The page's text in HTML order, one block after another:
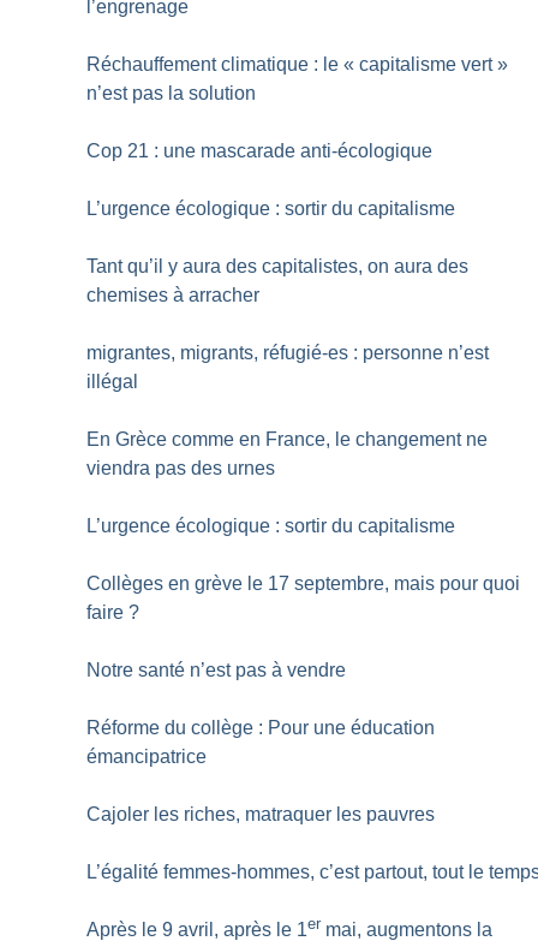
l’engrenage
Réchauffement climatique : le « capitalisme vert »
n’est pas la solution
Cop 21 : une mascarade anti-écologique
L’urgence écologique : sortir du capitalisme
Tant qu’il y aura des capitalistes, on aura des
chemises à arracher
migrantes, migrants, réfugié-es : personne n’est
illégal
En Grèce comme en France, le changement ne
viendra pas des urnes
L’urgence écologique : sortir du capitalisme
Collèges en grève le 17 septembre, mais pour quoi
faire ?
Notre santé n’est pas à vendre
Réforme du collège : Pour une éducation
émancipatrice
Cajoler les riches, matraquer les pauvres
L’égalité femmes-hommes, c’est partout, tout le
Après le 9 avril, après le 1er mai, augmentons la